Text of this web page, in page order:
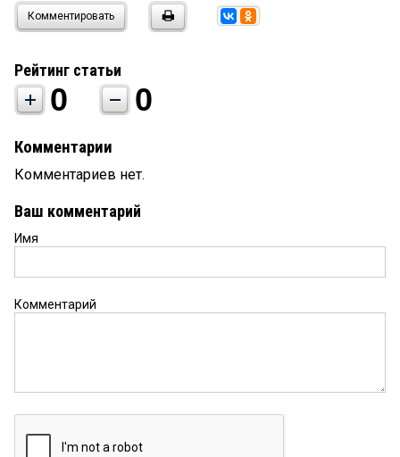
Комментировать
Рейтинг статьи
0 0
Комментарии
Комментариев нет.
Ваш комментарий
Имя
Комментарий